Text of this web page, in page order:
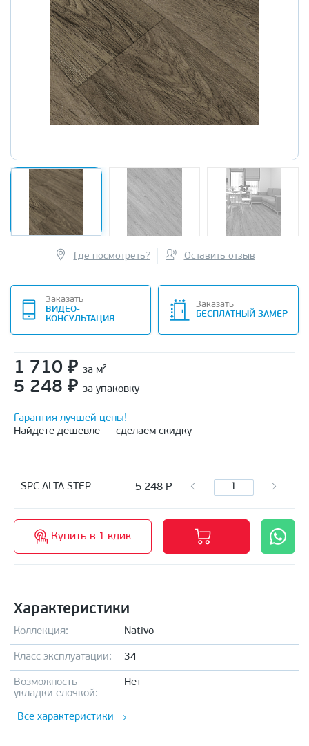
Где посмотреть? Оставить отзыв
Заказать
ВИДЕО-
КОНСУЛЬТАЦИЯ
Заказать
БЕСПЛАТНЫЙ ЗАМЕР
1 710 ₽ за м²
5 248 ₽ за упаковку
Гарантия лучшей цены!
Найдете дешевле — сделаем скидку
SPC ALTA STEP 5 248 Р
Купить в 1 клик
Характеристики
Коллекция: Nativo
Класс эксплуатации: 34
Возможность
укладки елочкой:
Нет
Все характеристики